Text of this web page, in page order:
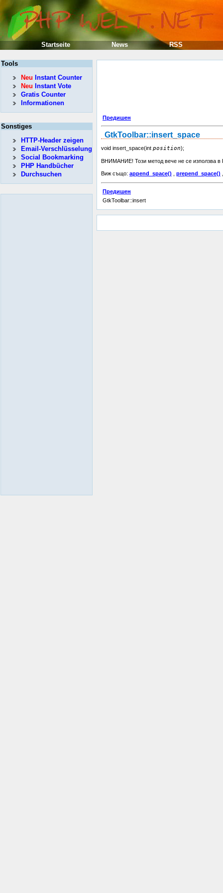
Предишен
GtkToolbar::insert_space
void insert_space(int position);
ВНИМАНИЕ! Този метод вече не се използва в
Виж също: append_space() prepend_space()
Предишен
GtkToolbar::insert
Tools
Neu Instant Counter
Neu Instant Vote
Gratis Counter
Informationen
Sonstiges
HTTP-Header zeigen
Email-Verschlüsselung
Social Bookmarking
PHP Handbücher
Durchsuchen
Startseite News RSS